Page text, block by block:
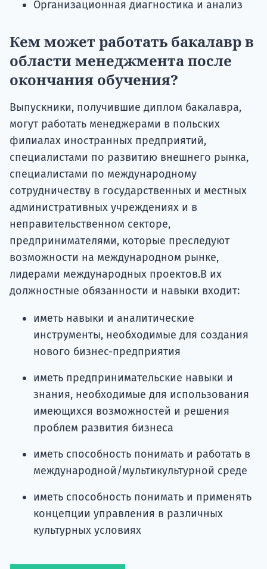
Организационная диагностика и анализ
Кем может работать бакалавр в
области менеджмента после
окончания обучения?
Выпускники, получившие диплом бакалавра,
могут работать менеджерами в польских
филиалах иностранных предприятий,
специалистами по развитию внешнего рынка,
специалистами по международному
сотрудничеству в государственных и местных
административных учреждениях и в
неправительственном секторе,
предпринимателями, которые преследуют
возможности на международном рынке,
лидерами международных проектов.В их
должностные обязанности и навыки входит:
иметь навыки и аналитические
инструменты, необходимые для создания
нового бизнес-предприятия
иметь предпринимательские навыки и
знания, необходимые для использования
имеющихся возможностей и решения
проблем развития бизнеса
иметь способность понимать и работать в
международной/мультикультурной среде
иметь способность понимать и применять
концепции управления в различных
культурных условиях